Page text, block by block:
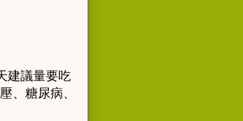
建議量要吃
、糖尿病、